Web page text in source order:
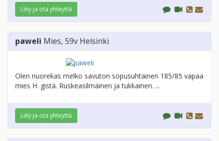
Liity ja ota yhteyttä
paweli Mies, 59v Helsinki
Olen nuorekas melko savuton sopusuhtainen 185/85 vapaa
mies H. gistä. Ruskeasilmäinen ja tukkainen. ...
Liity ja ota yhteyttä